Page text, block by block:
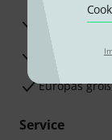
Beratung
Europas
Service